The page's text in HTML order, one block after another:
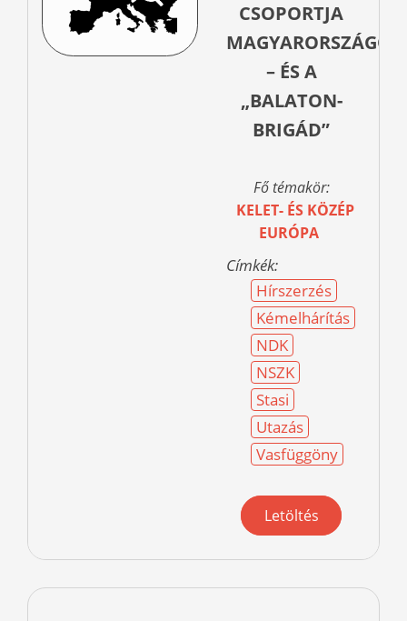
CSOPORTJA
MAGYARORSZÁGON
– ÉS A
„BALATON-
BRIGÁD”
Fő témakör:
KELET- ÉS KÖZÉP
EURÓPA
Címkék:
Hírszerzés
Kémelhárítás
NDK
NSZK
Stasi
Utazás
Vasfüggöny
Letöltés